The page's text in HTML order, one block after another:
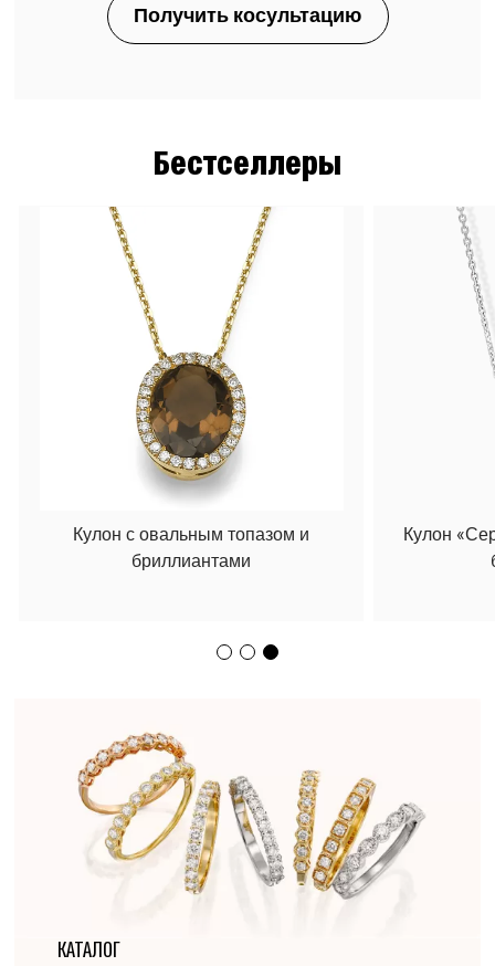
КАТАЛОГ
Бестселлеры
Кулон
Кулон с овальным топазом и
бриллиантами
Получить косультацию